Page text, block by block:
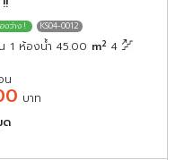
KS04-0012
1 ห้องน้ำ 45.00 m2 4
น
บาท
ด